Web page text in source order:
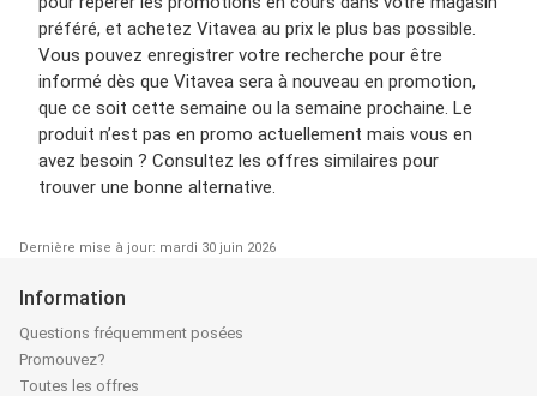
préféré, et achetez Vitavea au prix le plus bas possible.
Vous pouvez enregistrer votre recherche pour être
informé dès que Vitavea sera à nouveau en promotion,
que ce soit cette semaine ou la semaine prochaine. Le
produit n’est pas en promo actuellement mais vous en
avez besoin ? Consultez les offres similaires pour
trouver une bonne alternative.
Dernière mise à jour: mardi 30 juin 2026
Information
Questions fréquemment posées
Promouvez?
Toutes les offres